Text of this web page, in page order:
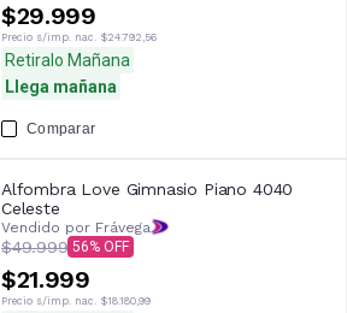
$29.999
Precio s/imp. nac. $24.792,56
Retiralo Mañana
Llega mañana
Comparar
Alfombra Love Gimnasio Piano 4040
Celeste
Vendido por Frávega
$49.999 56
$21.999
Precio s/imp. nac. $18.180,99